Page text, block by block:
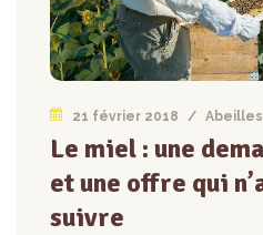
21 février 2018 / Abeilles
Le miel : une
et une offre qui
suivre